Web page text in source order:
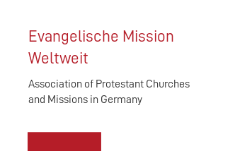
Evangelische Mission
Weltweit
Association of Protestant Churches
and Missions in Germany